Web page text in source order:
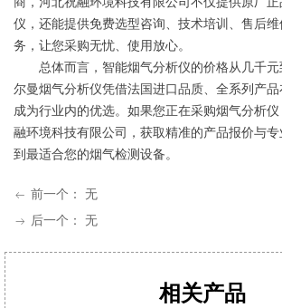
仪，还能提供免费选型咨询、技术培训、售后
务，让您采购无忧、使用放心。
总体而言，智能烟气分析仪的价格从几千元
尔曼烟气分析仪凭借法国进口品质、全系列产品
成为行业内的优选。如果您正在采购烟气分析
融环境科技有限公司，获取精准的产品报价与
到最适合您的烟气检测设备。
ꂃ 前一个： 无
ꁹ 后一个： 无
相关产品